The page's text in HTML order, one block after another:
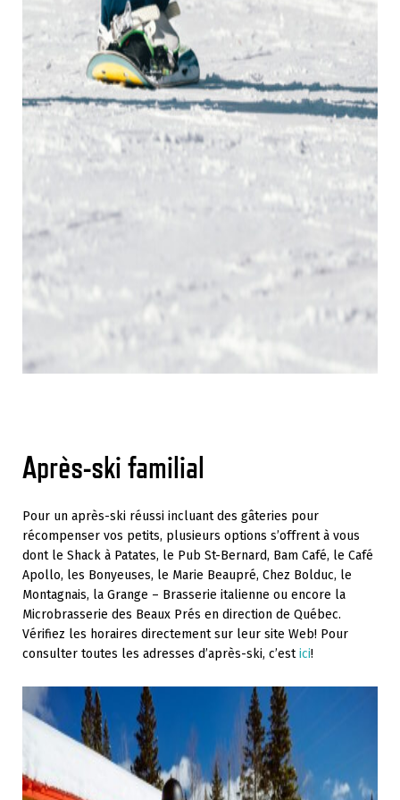
Après-ski familial
Pour un après-ski réussi incluant des gâteries pour
récompenser vos petits, plusieurs options s’offrent à vous
dont le Shack à Patates, le Pub St-Bernard, Bam Café, le Café
Apollo, les Bonyeuses, le Marie Beaupré, Chez Bolduc, le
Montagnais, la Grange – Brasserie italienne ou encore la
Microbrasserie des Beaux Prés en direction de Québec.
Vérifiez les horaires directement sur leur site Web! Pour
consulter toutes les adresses d’après-ski, c’estici!